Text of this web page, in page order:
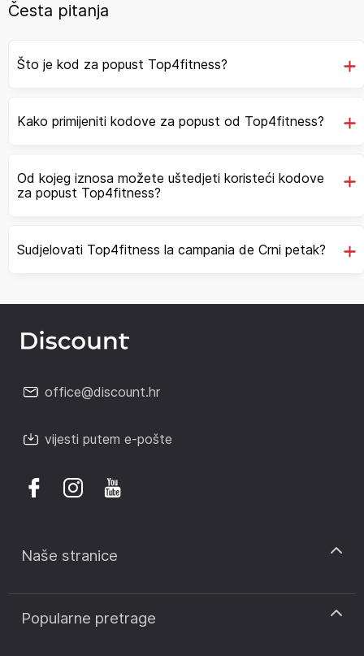
Česta pitanja
Što je kod za popust Top4fitness?
Kako primijeniti kodove za popust od Top4fitness?
Od kojeg iznosa možete uštedjeti koristeći kodove
za popust Top4fitness?
Sudjelovati Top4fitness la campania de Crni petak?
office@discount.hr
vijesti putem e-pošte
Naše stranice
discount.sk
discount.ro
Popularne pretrage